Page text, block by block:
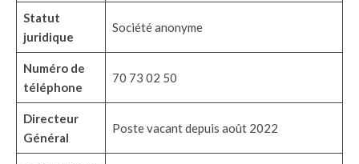
Statut
juridique
Société anonyme
Numéro de
téléphone
70 73 02 50
Directeur
Général
Poste vacant depuis août 2022